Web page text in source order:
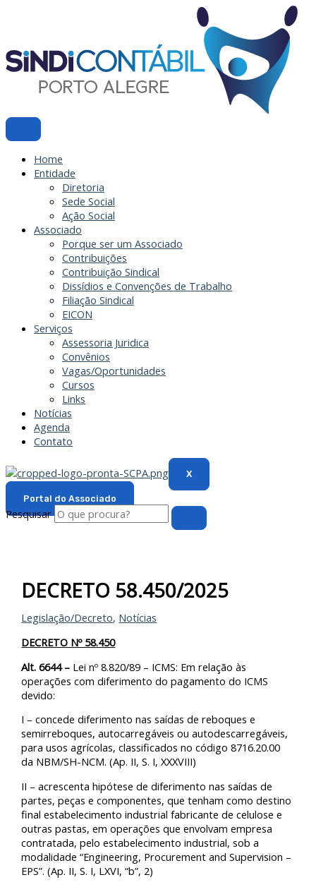
conteúdo
Home
Entidade
Diretoria
Sede Social
Ação Social
Associado
Porque ser um Associado
Contribuições
Contribuição Sindical
Dissídios e Convenções de Trabalho
Filiação Sindical
EICON
Serviços
Assessoria Juridica
Convênios
Vagas/Oportunidades
Cursos
Links
Notícias
Agenda
Contato
X
Portal do Associado
Pesquisar
DECRETO 58.450/2025
Legislação/Decreto, Notícias
DECRETO Nº 58.450
Alt. 6644– Lei nº 8.820/89 – ICMS: Em relação às
operações com diferimento do pagamento do ICMS
devido:
I – concede diferimento nas saídas de reboques e
semirreboques, autocarregáveis ou autodescarregáveis,
para usos agrícolas, classificados no código 8716.20.00
da NBM/SH-NCM. (Ap. II, S. I, XXXVIII)
II – acrescenta hipótese de diferimento nas saídas de
partes, peças e componentes, que tenham como destino
final estabelecimento industrial fabricante de celulose e
outras pastas, em operações que envolvam empresa
contratada, pelo estabelecimento industrial, sob a
modalidade “Engineering, Procurement and Supervision –
EPS”. (Ap. II, S. I, LXVI, “b”, 2)